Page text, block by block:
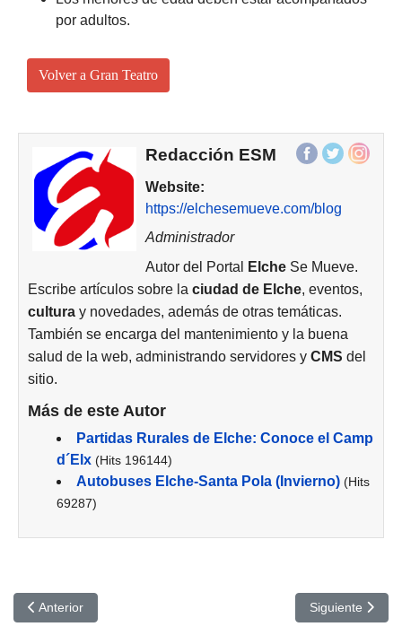
por adultos.
Volver a Gran Teatro
Redacción ESM
Website:
https://elchesemueve.com/blog
Administrador
Autor del Portal
ElcheSe Mueve.
Escribe artículos sobre la ciudad de Elche, eventos,
cultura y novedades, además de otras temáticas.
También se encarga del mantenimiento y la buena
salud de la web, administrando servidores y CMS del
sitio.
Más de este Autor
Partidas Rurales de Elche: Conoce el Camp
d´Elx (Hits 196144)
Autobuses Elche-Santa Pola (Invierno) (Hits
69287)
Artículo anterior: Galder Varas: Esto no es un Show - Gran Teatro
Anterior Artículo
Siguiente